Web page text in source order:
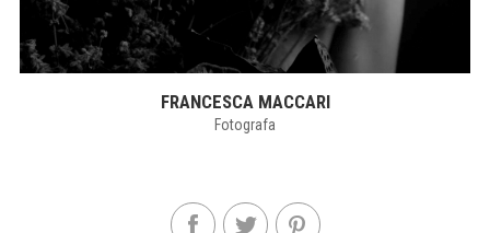
FRANCESCA MACCARI
Fotografa